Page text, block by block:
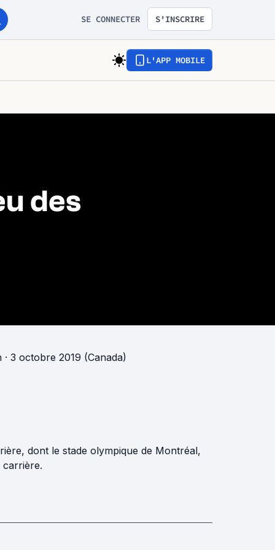
SE CONNECTER S'INSCRIRE
L'APP MOBILE
des
· 3 octobre 2019 (Canada)
dont le stade olympique de Montréal,
carrière.